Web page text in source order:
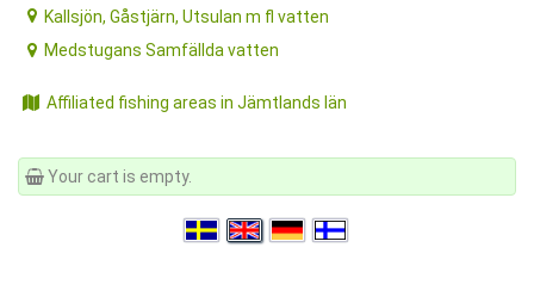
Kallsjön, Gåstjärn, Utsulan m fl vatten
Medstugans Samfällda vatten
Affiliated fishing areas in Jämtlands län
Your cart is empty.